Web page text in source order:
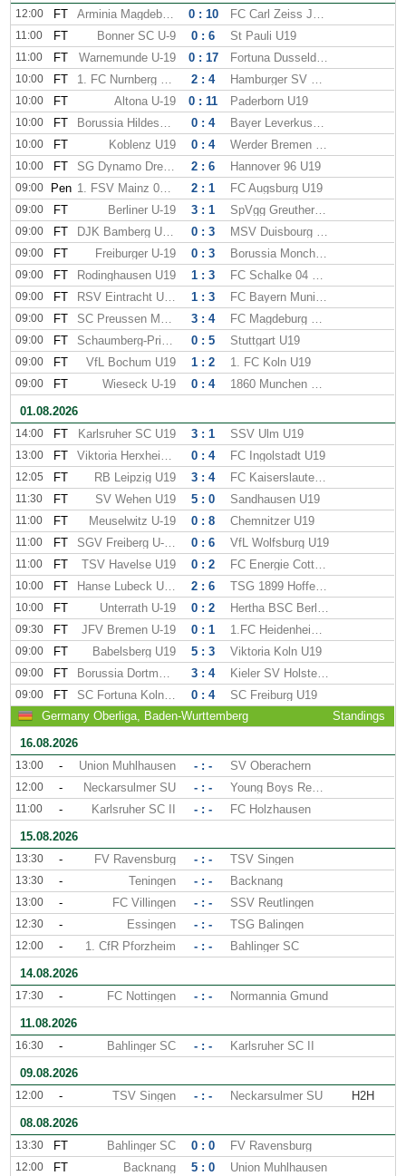
12:00 FT Arminia Magdeburg U-19 0 : 10 FC Carl Zeiss Jena U19
11:00 FT Bonner SC U-9 0 : 6 St Pauli U19
11:00 FT Warnemunde U-19 0 : 17 Fortuna Dusseldorf U19
10:00 FT 1. FC Nurnberg U19 2 : 4 Hamburger SV U19
10:00 FT Altona U-19 0 : 11 Paderborn U19
10:00 FT Borussia Hildesheim U-19 0 : 4 Bayer Leverkusen U19
10:00 FT Koblenz U19 0 : 4 Werder Bremen U19
10:00 FT SG Dynamo Dresden U19 2 : 6 Hannover 96 U19
09:00 Pen 1. FSV Mainz 05 U19 2 : 1 FC Augsburg U19
09:00 FT Berliner U-19 3 : 1 SpVgg Greuther Furth U19
09:00 FT DJK Bamberg U-19 0 : 3 MSV Duisbourg U19
09:00 FT Freiburger U-19 0 : 3 Borussia Monchengladbach U19
09:00 FT Rodinghausen U19 1 : 3 FC Schalke 04 U19
09:00 FT RSV Eintracht U-19 1 : 3 FC Bayern Munich U19
09:00 FT SC Preussen Munster U19 3 : 4 FC Magdeburg U19
09:00 FT Schaumberg-Prims U19 0 : 5 Stuttgart U19
09:00 FT VfL Bochum U19 1 : 2 1. FC Koln U19
09:00 FT Wieseck U-19 0 : 4
1860 Munchen U19
01.08.2026
14:00 FT Karlsruher SC U19 3 : 1 SSV Ulm U19
13:00 FT Viktoria Herxheim U-19 0 : 4 FC Ingolstadt U19
12:05 FT RB Leipzig U19 3 : 4 FC Kaiserslautern U19
11:30 FT SV Wehen U19 5 : 0 Sandhausen U19
11:00 FT Meuselwitz U-19 0 : 8 Chemnitzer U19
11:00 FT SGV Freiberg U-19 0 : 6 VfL Wolfsburg U19
11:00 FT TSV Havelse U19 0 : 2 FC Energie Cottbus U19
10:00 FT Hanse Lubeck U-19 2 : 6 TSG 1899 Hoffenheim U19
10:00 FT Unterrath U-19 0 : 2 Hertha BSC Berlin U19
09:30 FT JFV Bremen U-19 0 : 1 1.FC Heidenheim U19
09:00 FT Babelsberg U19 5 : 3 Viktoria Koln U19
09:00 FT Borussia Dortmund U19 3 : 4 Kieler SV Holstein U19
09:00 FT SC Fortuna Koln U19 0 : 4
SC Freiburg U19
Germany Oberliga, Baden-Wurttemberg
Standings
16.08.2026
13:00 - Union Muhlhausen - : - SV Oberachern
12:00 - Neckarsulmer SU - : - Young Boys Reutlingen
11:00 - Karlsruher SC II - : -
FC Holzhausen
15.08.2026
13:30 - FV Ravensburg - : - TSV Singen
13:30 - Teningen - : - Backnang
13:00 - FC Villingen - : - SSV Reutlingen
12:30 - Essingen - : - TSG Balingen
12:00 - 1. CfR Pforzheim - : -
Bahlinger SC
14.08.2026
17:30 - FC Nottingen - : -
Normannia Gmund
11.08.2026
16:30 - Bahlinger SC - : -
Karlsruher SC II
09.08.2026
12:00 - TSV Singen - : - Neckarsulmer SU
H2H
08.08.2026
13:30 FT Bahlinger SC 0 : 0 FV Ravensburg
12:00 FT Backnang 5 : 0 Union Muhlhausen